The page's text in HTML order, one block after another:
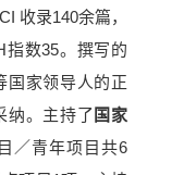
收录140余篇，
指数35。撰写的
国家领导人的正
纳。主持了 国家
／青年项目共6